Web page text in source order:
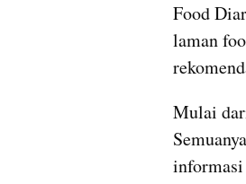
Food
laman
Mulai